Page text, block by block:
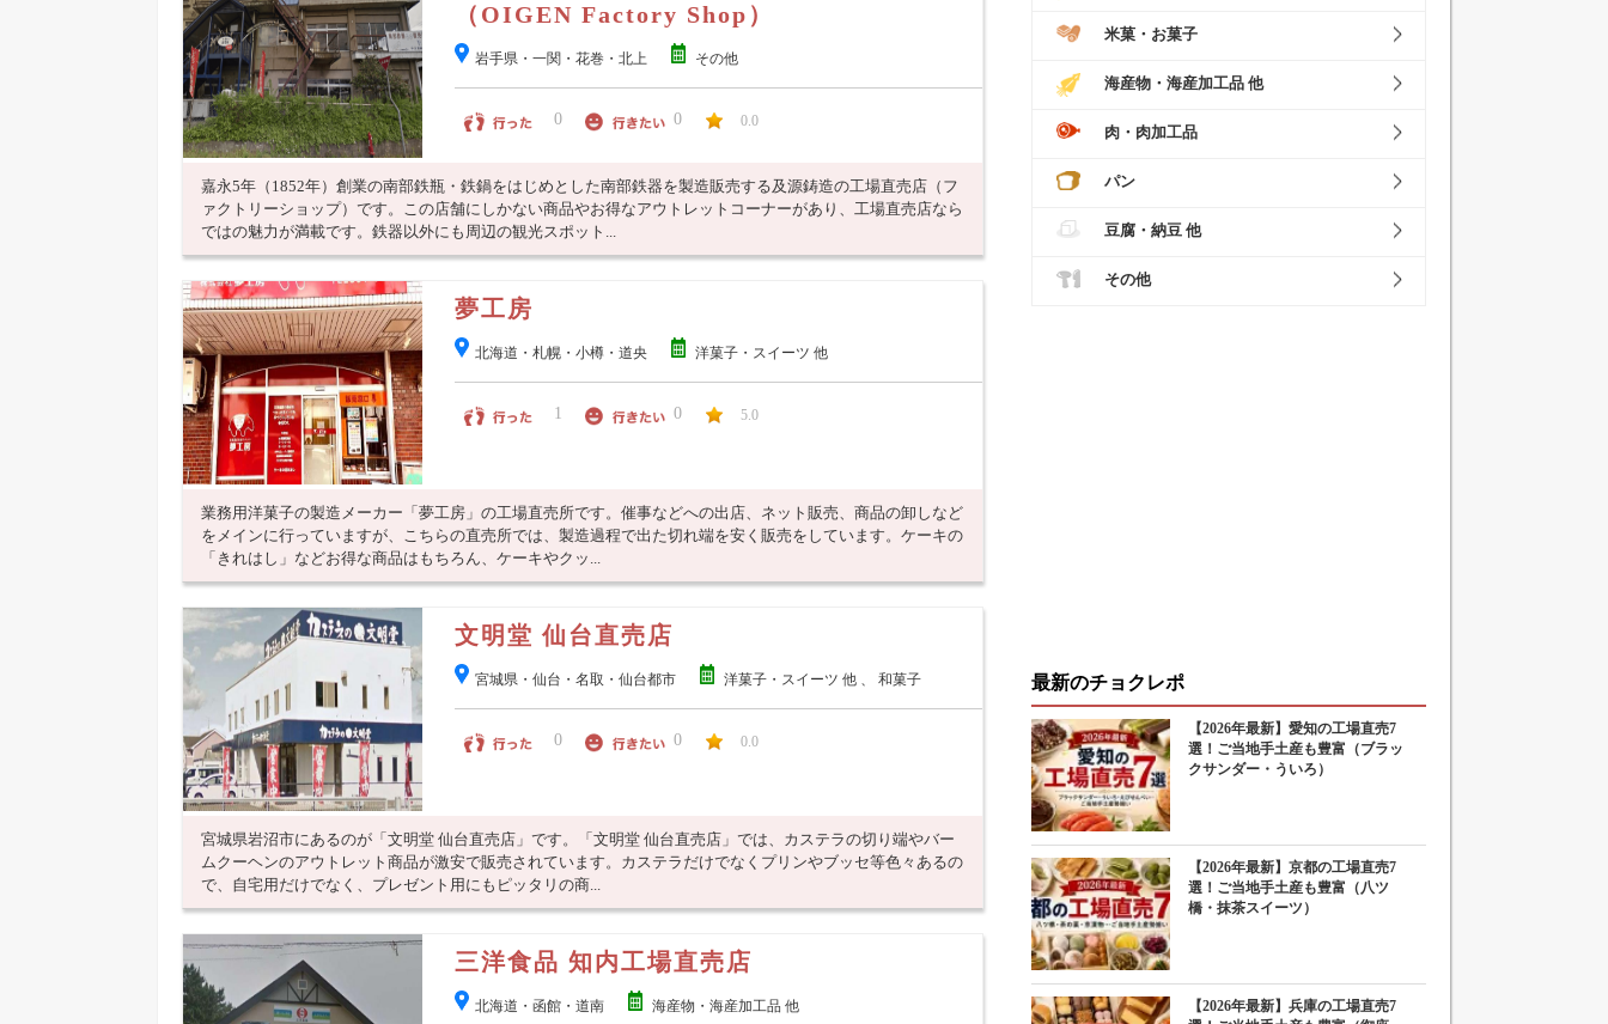
（OIGEN Factory Shop）
岩手県・一関・花巻・北上 その他
0 0 0.0
嘉永5年（1852年）創業の南部鉄瓶・鉄鍋をはじめとした南部鉄器を製造販売する及源鋳造の工場直売店（フ
ァクトリーショップ）です。この店舗にしかない商品やお得なアウトレットコーナーがあり、工場直売店なら
ではの魅力が満載です。鉄器以外にも周辺の観光スポット...
夢工房
北海道・札幌・小樽・道央 洋菓子・スイーツ 他
1 0 5.0
業務用洋菓子の製造メーカー「夢工房」の工場直売所です。催事などへの出店、ネット販売、商品の卸しなど
をメインに行っていますが、こちらの直売所では、製造過程で出た切れ端を安く販売をしています。ケーキの
「きれはし」などお得な商品はもちろん、ケーキやクッ...
文明堂 仙台直売店
宮城県・仙台・名取・仙台都市 洋菓子・スイーツ 他 、 和菓子
0 0 0.0
宮城県岩沼市にあるのが「文明堂 仙台直売店」です。「文明堂 仙台直売店」では、カステラの切り端やバー
ムクーヘンのアウトレット商品が激安で販売されています。カステラだけでなくプリンやブッセ等色々あるの
で、自宅用だけでなく、プレゼント用にもピッタリの商...
三洋食品 知内工場直売店
北海道・函館・道南 海産物・海産加工品 他
米菓・お菓子
海産物・海産加工品 他
肉・肉加工品
パン
豆腐・納豆 他
その他
最新のチョクレポ
【2026年最新】愛知の工場直売7
選！ご当地手土産も豊富（ブラッ
クサンダー・ういろ）
【2026年最新】京都の工場直売7
選！ご当地手土産も豊富（八ツ
橋・抹茶スイーツ）
【2026年最新】兵庫の工場直売7